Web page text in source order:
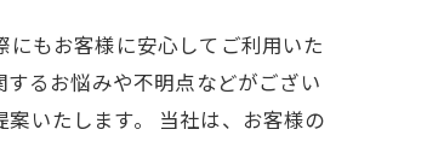
もお客様に安心してご利用いた
るお悩みや不明点などがござい
いたします。 当社は、お客様の